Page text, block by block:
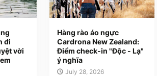
đi
vời
Hàng rào áo ngực
Cardrona New Zealand:
Điểm check-in "Độc - Lạ"
ý nghĩa
July 28, 2026